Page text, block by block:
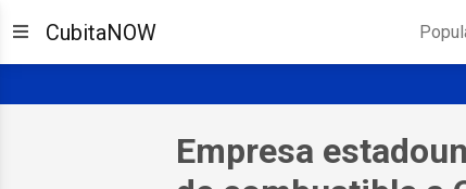
CubitaNOW
Empresa